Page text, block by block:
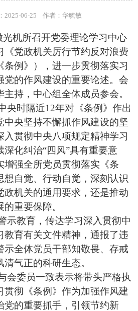
2025-06-25 作者：华毓敏
光机所召开党委理论学习中心
《党政机关厉行节约反对浪费
条例》），进一步贯彻落实习
党的作风建设的重要论述。会
持，中心组全体成员参会。
央时隔近12年对《条例》作出
中央坚持不懈抓作风建设的坚
入贯彻中央八项规定精神学习
化纠治“四风”具有重要意
增强全所党员贯彻落实《条
想自觉、行动自觉，深刻认识
政机关的通用要求，还是推动
重要保障。
示教育，传达学习深入贯彻中
教育有关文件精神，通报了违
示全体党员干部知敬畏、存戒
气正的科研生态。
会委员一致表示将带头严格执
贯彻《条例》作为加强作风建
党的重要抓手，引领节约新